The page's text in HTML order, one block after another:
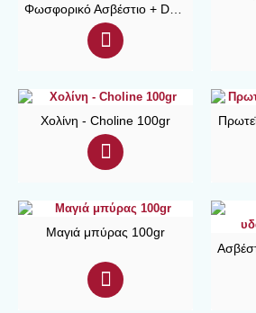
Χολίνη - Choline 100gr
Mαγιά μπύρας 100gr